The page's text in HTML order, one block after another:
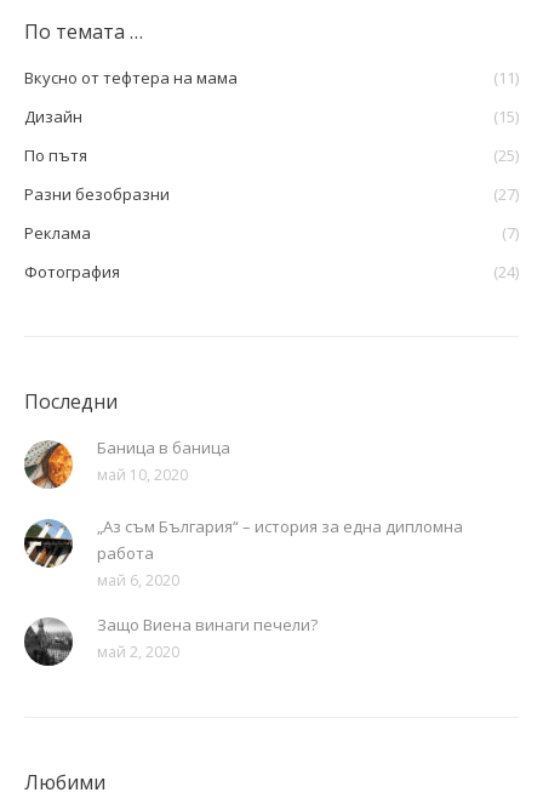
По темата …
Вкусно от тефтера на мама
(11)
Дизайн
(15)
По пътя
(25)
Разни безобразни
(27)
Реклама
(7)
Фотография
(24)
Последни
Баница в баница
май 10, 2020
„Аз съм България“ – история за една дипломна
работа
май 6, 2020
Защо Виена винаги печели?
май 2, 2020
Любими